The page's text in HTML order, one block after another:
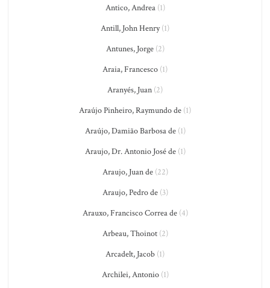
Antico, Andrea(1)
Antill, John Henry(1)
Antunes, Jorge(2)
Araia, Francesco (1)
Aranyés, Juan (2)
Araújo Pinheiro, Raymundo de (1)
Araújo, Damião Barbosa de(1)
Araujo, Dr. Antonio José de(1)
Araujo, Juan de(22)
Araujo, Pedro de(3)
Arauxo, Francisco Correa de(4)
Arbeau, Thoinot(2)
Arcadelt, Jacob (1)
Archilei, Antonio(1)